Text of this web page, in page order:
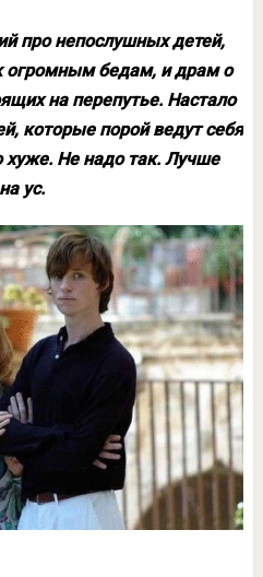
про непослушных детей,
огромным бедам, и драм о
на перепутье. Настало
которые порой ведут себя
хуже. Не надо так. Лучше
ус.